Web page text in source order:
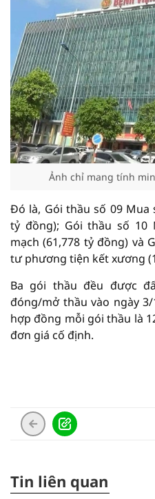
Ảnh chỉ mang tính
Đó là, Gói thầu số 09 Mua
tỷ đồng); Gói thầu số 10
mạch (61,778 tỷ đồng) và
tư phương tiện kết xương
Ba gói thầu đều được
đóng/mở thầu vào ngày
hợp đồng mỗi gói thầu là
đơn giá cố định.
Tin liên quan